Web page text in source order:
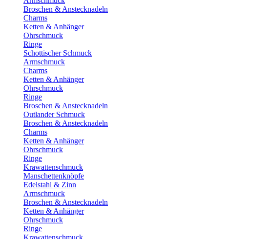
Broschen & Anstecknadeln
Charms
Ketten & Anhänger
Ohrschmuck
Ringe
Schottischer Schmuck
Armschmuck
Charms
Ketten & Anhänger
Ohrschmuck
Ringe
Broschen & Anstecknadeln
Outlander Schmuck
Broschen & Anstecknadeln
Charms
Ketten & Anhänger
Ohrschmuck
Ringe
Krawattenschmuck
Manschettenknöpfe
Edelstahl & Zinn
Armschmuck
Broschen & Anstecknadeln
Ketten & Anhänger
Ohrschmuck
Ringe
Krawattenschmuck